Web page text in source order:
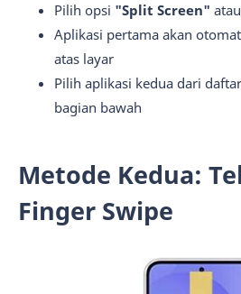
Pilih opsi "Split Screen"
Aplikasi pertama akan
atas layar
Pilih aplikasi kedua dari
bagian bawah
Metode Kedua:
Finger Swipe